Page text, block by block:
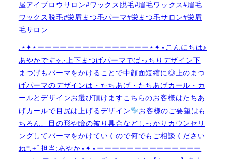
屋アイブロウサロン#ワックス脱毛#眉毛ワックス#眉毛
ワックス脱毛#栄眉まつ毛パーマ#栄まつ毛サロン#栄眉
毛サロン
.⋆✦⋆ーーーーーーーーーーーーーーー⋆✦⋆こんにちは♪
あやかです︎⟡.·上下まつげパーマでぱっちりデザイン下
まつげもパーマをかけることで中顔面短縮に◎上のまつ
げパーマのデザインは・たちあげ・たちあげカール・カ
ールとデザインお選び頂けますこちらのお客様はたちあ
げカールで目尻は上げるデザイン
お客様のご要望はも
ちろん、目の形や瞼の被り具合などしっかりカウンセリ
ングしてパーマをかけていくので何でもご相談ください
ね︎︎︎*.+ﾟ担当:あやか⋆✦⋆ーーーーーーーーーーーーーー